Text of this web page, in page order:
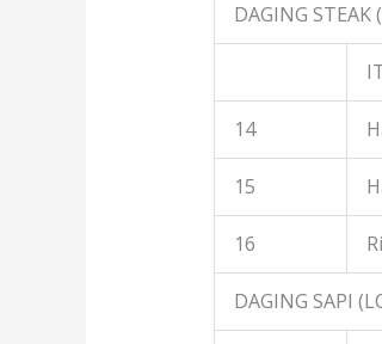
DAGING STEAK
14
15
16
DAGING SAPI